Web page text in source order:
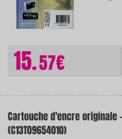
15.57€
Cartouche d'encre originale -
(C13T09654010)